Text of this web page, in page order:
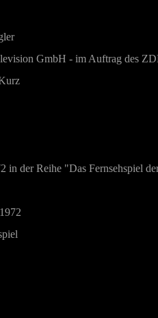
GmbH - im Auftrag des
in der Reihe "Das Fernsehspiel